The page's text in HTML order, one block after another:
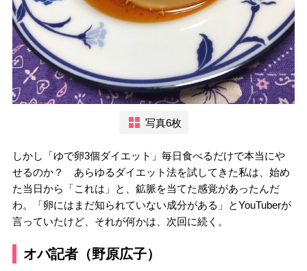
写真6枚
しかし「ゆで卵3個ダイエット」毎日食べるだけで本当にや
せるのか？ あらゆるダイエット法を試してきた私は、始め
た当日から「これは」と、鉱脈を当てた感覚があったんだ
わ。「卵にはまだ知られていない成分がある」とYouTuberが
言っていたけど、それが何かは、次回に続く。
オバ記者（野原広子）